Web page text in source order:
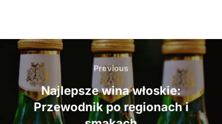
Nawigacja
wpisu
Previous
Previous
Najlepsze wina włoskie:
Przewodnik po regionach i